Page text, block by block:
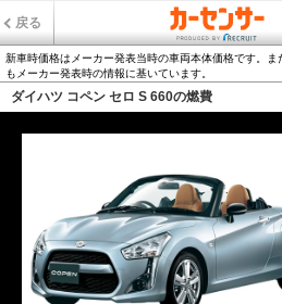
戻る
新車時価格はメーカー発表当時の車両本体価格です。
もメーカー発表時の情報に基いています。
ダイハツ コペン セロ S 660の燃費